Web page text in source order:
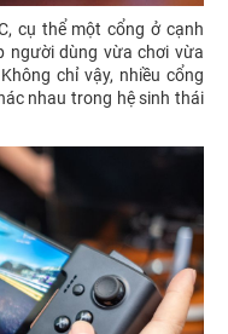
cụ thể một cổng ở cạnh
người dùng vừa chơi vừa
chỉ vậy, nhiều cổng
nhau trong hệ sinh thái